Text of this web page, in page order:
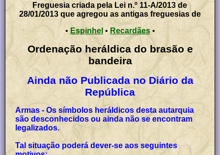
Freguesia criada pela Lei n.º 11-A/2013 de
28/01/2013 que agregou as antigas freguesias de
• Espinhel • Recardães•
Ordenação heráldica do brasão e
bandeira
Ainda não Publicada no Diário da
República
Armas - Os símbolos heráldicos desta autarquia
são desconhecidos ou ainda não se encontram
legalizados.
Tal situação poderá dever-se aos seguintes